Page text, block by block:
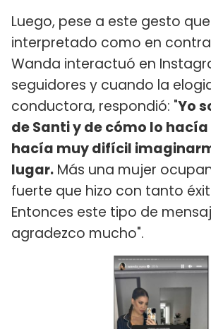
Luego, pese a este gesto
interpretado como en contra
Wanda interactuó en
seguidores y cuando la
conductora, respondió: "Yo
de Santi y de cómo lo hacía
hacía muy difícil
lugar. Más una mujer
fuerte que hizo con tanto
Entonces este tipo de
agradezco mucho".